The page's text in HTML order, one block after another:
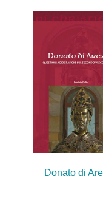
Donato di